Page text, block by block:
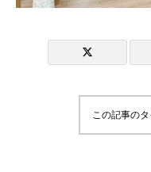
この記事の